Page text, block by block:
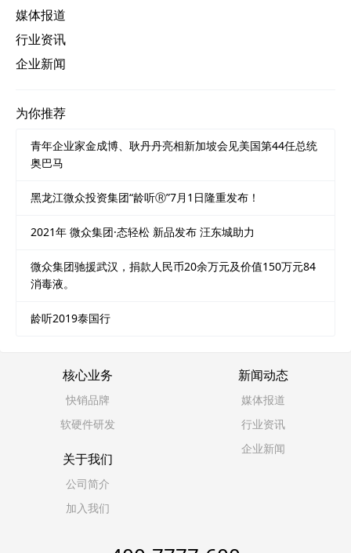
媒体报道
行业资讯
企业新闻
为你推荐
青年企业家金成博、耿丹丹亮相新加坡会见美国第44任总统
奥巴马
黑龙江微众投资集团“龄听Ⓡ”7月1日隆重发布！
2021年 微众集团·态轻松 新品发布 汪东城助力
微众集团驰援武汉，捐款人民币20余万元及价值150万元84
消毒液。
龄听2019泰国行
核心业务
快销品牌
软硬件研发
新闻动态
媒体报道
行业资讯
企业新闻
关于我们
公司简介
加入我们